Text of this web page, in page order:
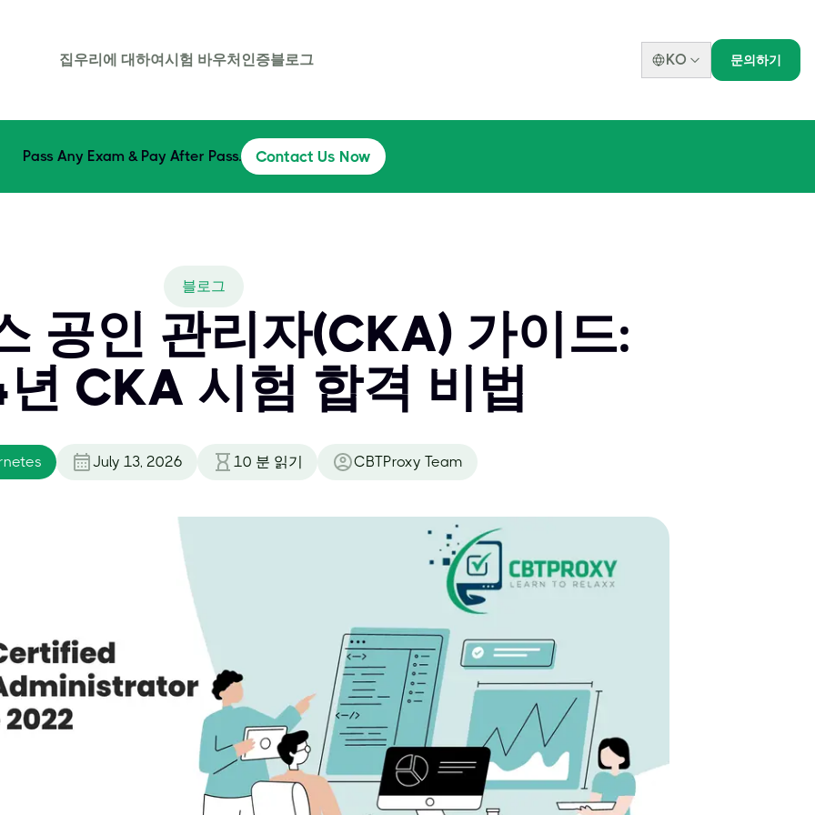
집우리에 대하여시험 바우처 인증블로그 KO 문의하기
Pass Any Exam & Pay After Pass. Contact Us Now
블로그
공인 관리자(CKA) 가이드:
CKA 시험 합격 비법
July 13, 2026 10 분 읽기 CBTProxy Team